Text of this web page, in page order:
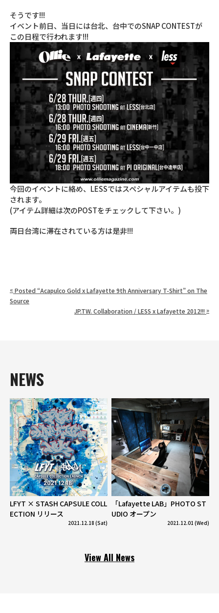
そうです!!!
イベント前日、当日には台北、台中でのSNAP CONTESTが
この日程で行われます!!!
今回のイベントに絡め、LESSではスペシャルアイテムも投下
されます。
(アイテム詳細は次のPOSTをチェックして下さい。)
両日台湾に滞在されている方は是非!!!
« Posted “Acapulco Gold x Lafayette 9th Anniversary T-Shirt” on The
Source
JP.TW. Collaboration / LESS x Lafayette 2012!!! »
NEWS
LFYT × STASH CAPSULE COLL
ECTION リリース
2021.12.18 (Sat)
「Lafayette LAB」PHOTO ST
UDIO オープン
2021.12.01 (Wed)
View All News